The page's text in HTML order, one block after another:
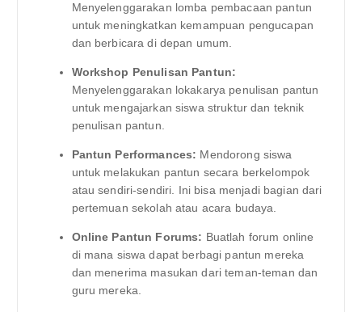
Menyelenggarakan lomba pembacaan pantun
untuk meningkatkan kemampuan pengucapan
dan berbicara di depan umum.
Workshop Penulisan Pantun:
Menyelenggarakan lokakarya penulisan pantun
untuk mengajarkan siswa struktur dan teknik
penulisan pantun.
Pantun Performances: Mendorong siswa
untuk melakukan pantun secara berkelompok
atau sendiri-sendiri. Ini bisa menjadi bagian dari
pertemuan sekolah atau acara budaya.
Online Pantun Forums: Buatlah forum online
di mana siswa dapat berbagi pantun mereka
dan menerima masukan dari teman-teman dan
guru mereka.